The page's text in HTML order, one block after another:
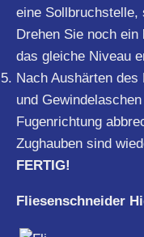
eine Sollbruchstelle,
Drehen Sie noch
das gleiche Niveau
Nach Aushärten
und
Fugenrichtung
Zughauben sind
FERTIG!
Fliesenschneider